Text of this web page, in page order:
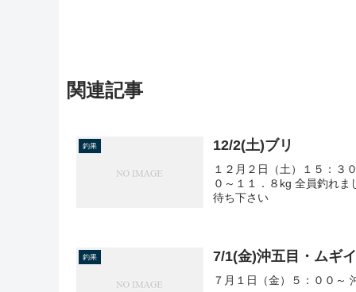
関連記事
釣果 12/2(土)ブリ
１２月２日（土）１５：３
０～１１．８kg 全員釣れ
待ち下さい
釣果 7/1(金)沖五目・ムギ
７月１日（金）５：００～